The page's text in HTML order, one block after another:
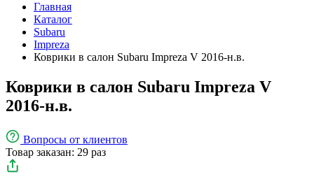
Главная
Каталог
Subaru
Impreza
Коврики в салон Subaru Impreza V 2016-н.в.
Коврики в салон Subaru Impreza V
2016-н.в.
Вопросы от клиентов
Товар заказан: 29 раз